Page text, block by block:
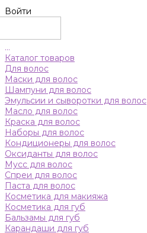
Войти
...
Каталог товаров
Для волос
Маски для волос
Шампуни для волос
Эмульсии и сыворотки для волос
Масло для волос
Краска для волос
Наборы для волос
Кондиционеры для волос
Оксиданты для волос
Мусс для волос
Спреи для волос
Паста для волос
Косметика для макияжа
Косметика для губ
Бальзамы для губ
Карандаши для губ